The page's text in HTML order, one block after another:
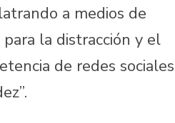
a medios de
la distracción y el
de redes sociales